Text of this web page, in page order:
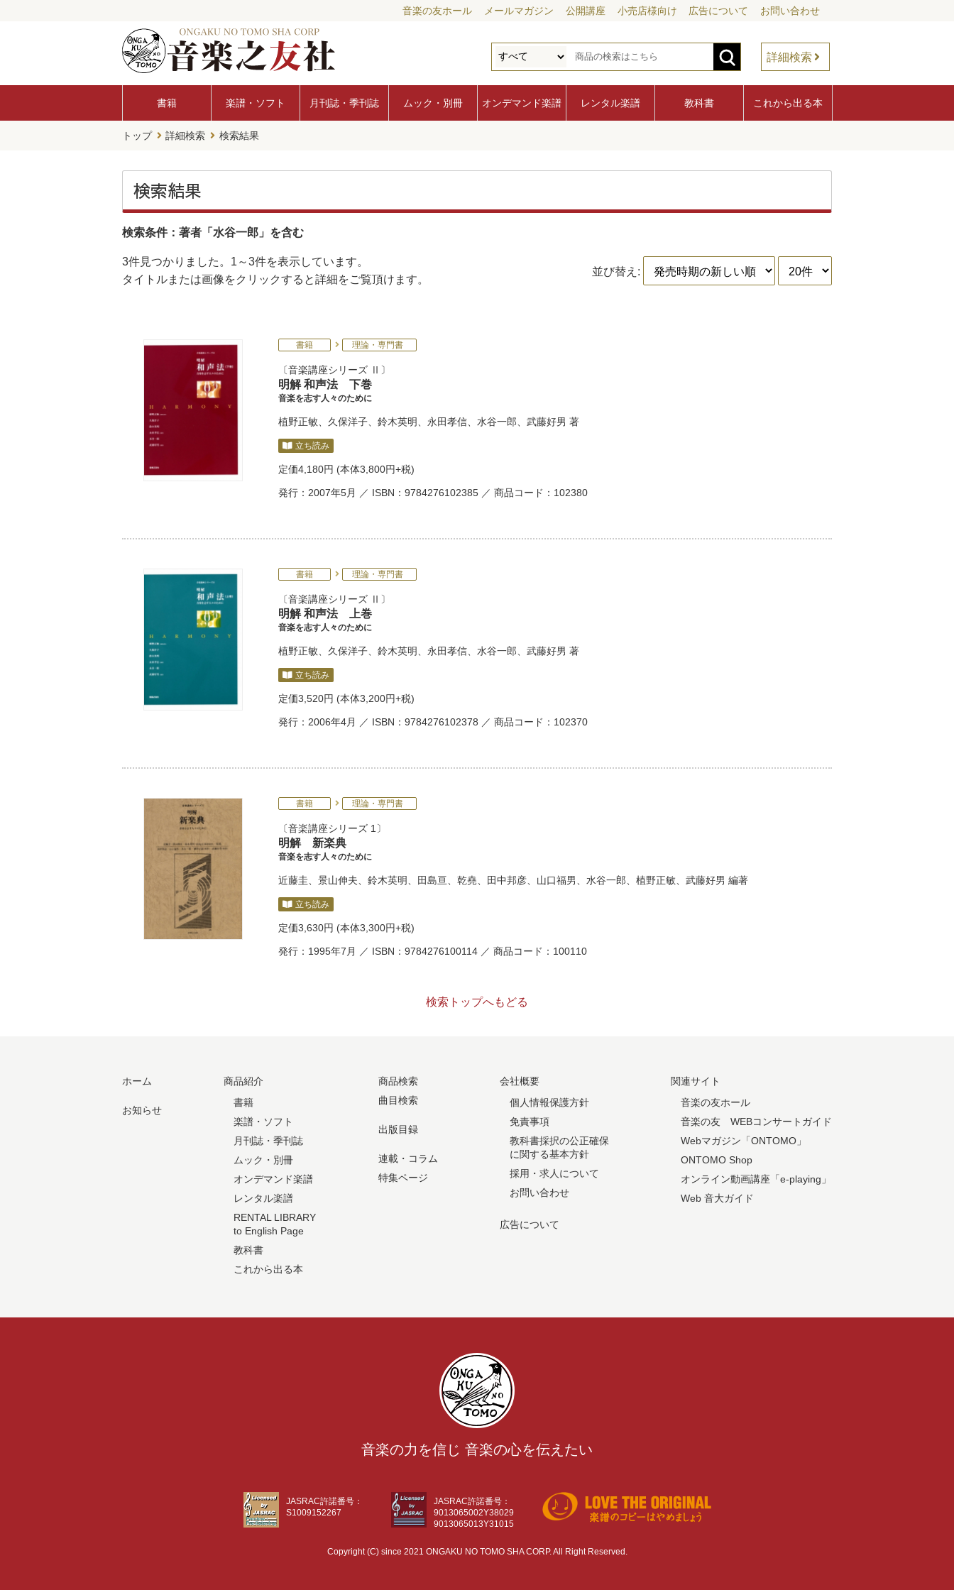
音楽の友ホール メールマガジン 公開講座 小売店様向け 広告について お問い合わせ
詳細検索
書籍 楽譜・ソフト 月刊誌・季刊誌 ムック・別冊 オンデマンド楽譜 レンタル楽譜 教科書 これから出る本
トップ 詳細検索 検索結果
検索結果
検索条件：著者「水谷一郎」を含む
3件見つかりました。 1～3件を表示しています。
タイトルまたは画像をクリックすると詳細をご覧頂けます。
並び替え:
書籍 理論・専門書
音楽講座シリーズ Ⅱ
明解 和声法 下巻
音楽を志す人々のために
植野正敏 久保洋子 鈴木英明 永田孝信 水谷一郎 武藤好男 著
立ち読み
定価4,180円 (本体3,800円+税)
発行：2007年5月 ／ ISBN：9784276102385 ／ 商品コード：102380
書籍 理論・専門書
音楽講座シリーズ Ⅱ
明解 和声法 上巻
音楽を志す人々のために
植野正敏 久保洋子 鈴木英明 永田孝信 水谷一郎 武藤好男 著
立ち読み
定価3,520円 (本体3,200円+税)
発行：2006年4月 ／ ISBN：9784276102378 ／ 商品コード：102370
書籍 理論・専門書
音楽講座シリーズ 1
明解 新楽典
音楽を志す人々のために
近藤圭 景山伸夫 鈴木英明 田島亘 乾堯 田中邦彦 山口福男 水谷一郎 植野正敏 武藤好男 編著
立ち読み
定価3,630円 (本体3,300円+税)
発行：1995年7月 ／ ISBN：9784276100114 ／ 商品コード：100110
検索トップへもどる
ホーム
お知らせ
商品紹介
書籍
楽譜・ソフト
月刊誌・季刊誌
ムック・別冊
オンデマンド楽譜
レンタル楽譜
RENTAL LIBRARY
to English Page
教科書
これから出る本
商品検索
曲目検索
出版目録
連載・コラム
特集ページ
会社概要
個人情報保護方針
免責事項
教科書採択の公正確保
に関する基本方針
採用・求人について
お問い合わせ
広告について
関連サイト
音楽の友ホール
音楽の友 WEBコンサートガイド
Webマガジン「ONTOMO」
ONTOMO Shop
オンライン動画講座「e-playing」
Web 音大ガイド
音楽の力を信じ 音楽の心を伝えたい
JASRAC許諾番号：
S1009152267
JASRAC許諾番号：
9013065002Y38029
9013065013Y31015
Copyright (C) since 2021 ONGAKU NO TOMO SHA CORP. All Right Reserved.